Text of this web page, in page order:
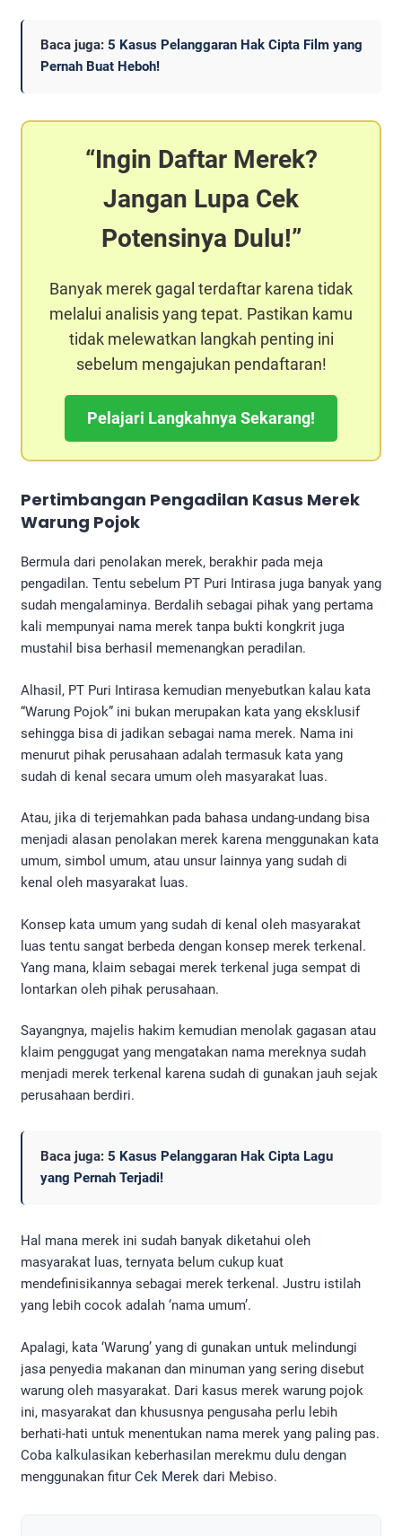
Baca juga: 5 Kasus Pelanggaran Hak Cipta Film yang
Pernah Buat Heboh!
Ingin Daftar Merek?
Jangan Lupa Cek
Potensinya Dulu!
Banyak merek gagal terdaftar karena tidak
melalui analisis yang tepat. Pastikan kamu
tidak melewatkan langkah penting ini
sebelum mengajukan pendaftaran!
Pelajari Langkahnya Sekarang!
Pertimbangan Pengadilan Kasus Merek
Warung Pojok
Bermula dari penolakan merek, berakhir pada meja
pengadilan. Tentu sebelum PT Puri Intirasa juga banyak yang
sudah mengalaminya. Berdalih sebagai pihak yang pertama
kali mempunyai nama merek tanpa bukti kongkrit juga
mustahil bisa berhasil memenangkan peradilan.
Alhasil, PT Puri Intirasa kemudian menyebutkan kalau kata
“Warung Pojok” ini bukan merupakan kata yang eksklusif
sehingga bisa di jadikan sebagai nama merek. Nama ini
menurut pihak perusahaan adalah termasuk kata yang
sudah di kenal secara umum oleh masyarakat luas.
Atau, jika di terjemahkan pada bahasa undang-undang bisa
menjadi alasan penolakan merek karena menggunakan kata
umum, simbol umum, atau unsur lainnya yang sudah di
kenal oleh masyarakat luas.
Konsep kata umum yang sudah di kenal oleh masyarakat
luas tentu sangat berbeda dengan konsep merek terkenal.
Yang mana, klaim sebagai merek terkenal juga sempat di
lontarkan oleh pihak perusahaan.
Sayangnya, majelis hakim kemudian menolak gagasan atau
klaim penggugat yang mengatakan nama mereknya sudah
menjadi merek terkenal karena sudah di gunakan jauh sejak
perusahaan berdiri.
Baca juga: 5 Kasus Pelanggaran Hak Cipta Lagu
yang Pernah Terjadi!
Hal mana merek ini sudah banyak diketahui oleh
masyarakat luas, ternyata belum cukup kuat
mendefinisikannya sebagai merek terkenal. Justru istilah
yang lebih cocok adalah ‘nama umum’.
Apalagi, kata ‘Warung’ yang di gunakan untuk melindungi
jasa penyedia makanan dan minuman yang sering disebut
warung oleh masyarakat. Dari kasus merek warung pojok
ini, masyarakat dan khususnya pengusaha perlu lebih
berhati-hati untuk menentukan nama merek yang paling pas.
Coba kalkulasikan keberhasilan merekmu dulu dengan
menggunakan fitur Cek Merek dari Mebiso.